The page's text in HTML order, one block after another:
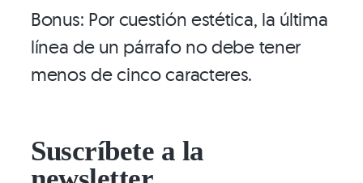
Bonus: Por cuestión estética, la última
línea de un párrafo no debe tener
menos de cinco caracteres.
Suscríbete a la